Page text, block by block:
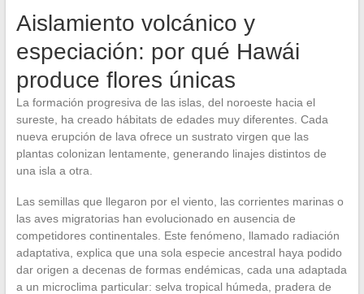
Aislamiento volcánico y
especiación: por qué Hawái
produce flores únicas
La formación progresiva de las islas, del noroeste hacia el
sureste, ha creado hábitats de edades muy diferentes. Cada
nueva erupción de lava ofrece un sustrato virgen que las
plantas colonizan lentamente, generando linajes distintos de
una isla a otra.
Las semillas que llegaron por el viento, las corrientes marinas o
las aves migratorias han evolucionado en ausencia de
competidores continentales. Este fenómeno, llamado radiación
adaptativa, explica que una sola especie ancestral haya podido
dar origen a decenas de formas endémicas, cada una adaptada
a un microclima particular: selva tropical húmeda, pradera de